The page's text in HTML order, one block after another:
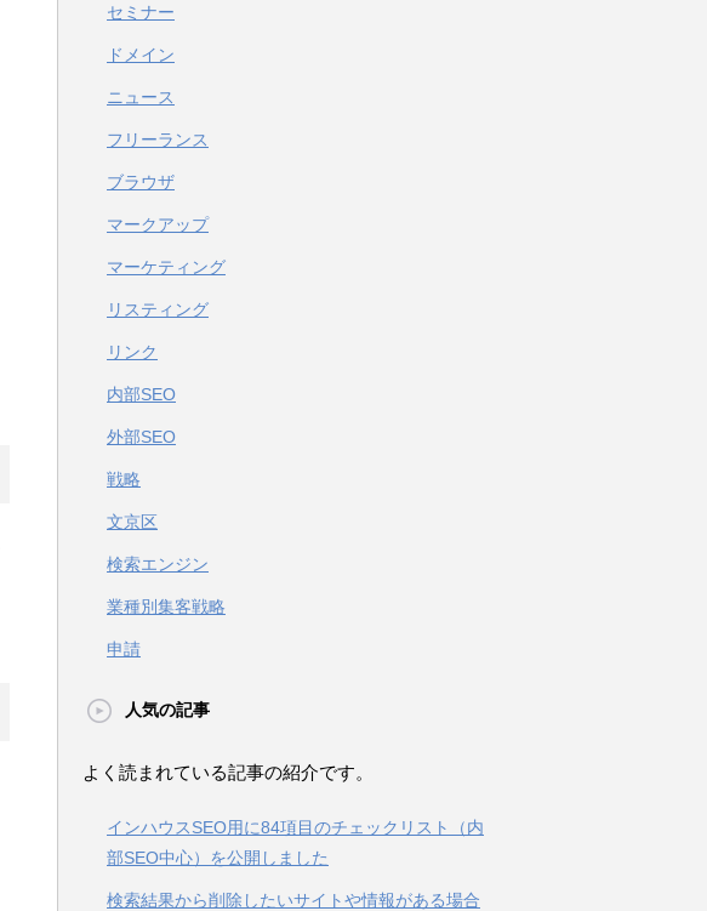
セミナー
ドメイン
ニュース
フリーランス
ブラウザ
マークアップ
マーケティング
リスティング
リンク
内部SEO
外部SEO
戦略
文京区
検索エンジン
業種別集客戦略
申請
人気の記事
よく読まれている記事の紹介です。
インハウスSEO用に84項目のチェックリスト（内
部SEO中心）を公開しました
検索結果から削除したいサイトや情報がある場合